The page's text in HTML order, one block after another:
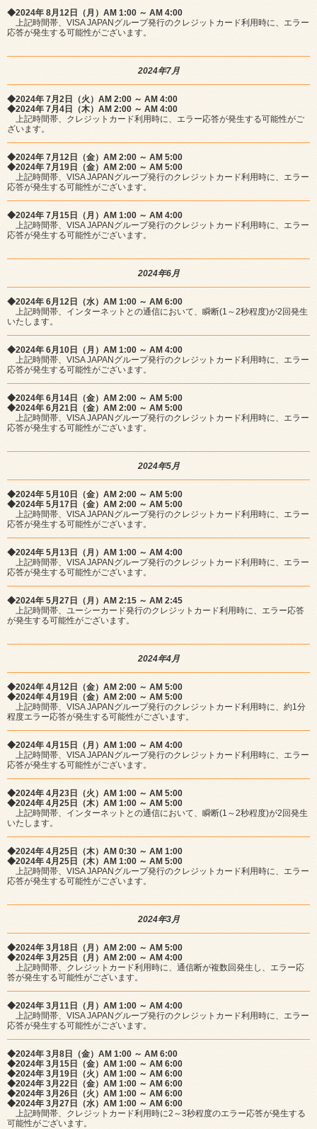
◆2024年 8月12日（月）AM 1:00 ～ AM 4:00
上記時間帯、VISA JAPANグループ発行のクレジットカード利用時に、エラー
応答が発生する可能性がございます。
2024年7月
◆2024年 7月2日（火）AM 2:00 ～ AM 4:00
◆2024年 7月4日（木）AM 2:00 ～ AM 4:00
上記時間帯、クレジットカード利用時に、エラー応答が発生する可能性がご
ざいます。
◆2024年 7月12日（金）AM 2:00 ～ AM 5:00
◆2024年 7月19日（金）AM 2:00 ～ AM 5:00
上記時間帯、VISA JAPANグループ発行のクレジットカード利用時に、エラー
応答が発生する可能性がございます。
◆2024年 7月15日（月）AM 1:00 ～ AM 4:00
上記時間帯、VISA JAPANグループ発行のクレジットカード利用時に、エラー
応答が発生する可能性がございます。
2024年6月
◆2024年 6月12日（水）AM 1:00 ～ AM 6:00
上記時間帯、インターネットとの通信において、瞬断(1～2秒程度)が2回発生
いたします。
◆2024年 6月10日（月）AM 1:00 ～ AM 4:00
上記時間帯、VISA JAPANグループ発行のクレジットカード利用時に、エラー
応答が発生する可能性がございます。
◆2024年 6月14日（金）AM 2:00 ～ AM 5:00
◆2024年 6月21日（金）AM 2:00 ～ AM 5:00
上記時間帯、VISA JAPANグループ発行のクレジットカード利用時に、エラー
応答が発生する可能性がございます。
2024年5月
◆2024年 5月10日（金）AM 2:00 ～ AM 5:00
◆2024年 5月17日（金）AM 2:00 ～ AM 5:00
上記時間帯、VISA JAPANグループ発行のクレジットカード利用時に、エラー
応答が発生する可能性がございます。
◆2024年 5月13日（月）AM 1:00 ～ AM 4:00
上記時間帯、VISA JAPANグループ発行のクレジットカード利用時に、エラー
応答が発生する可能性がございます。
◆2024年 5月27日（月）AM 2:15 ～ AM 2:45
上記時間帯、ユーシーカード発行のクレジットカード利用時に、エラー応答
が発生する可能性がございます。
2024年4月
◆2024年 4月12日（金）AM 2:00 ～ AM 5:00
◆2024年 4月19日（金）AM 2:00 ～ AM 5:00
上記時間帯、VISA JAPANグループ発行のクレジットカード利用時に、約1分
程度エラー応答が発生する可能性がございます。
◆2024年 4月15日（月）AM 1:00 ～ AM 4:00
上記時間帯、VISA JAPANグループ発行のクレジットカード利用時に、エラー
応答が発生する可能性がございます。
◆2024年 4月23日（火）AM 1:00 ～ AM 5:00
◆2024年 4月25日（木）AM 1:00 ～ AM 5:00
上記時間帯、インターネットとの通信において、瞬断(1～2秒程度)が2回発生
いたします。
◆2024年 4月25日（木）AM 0:30 ～ AM 1:00
◆2024年 4月25日（木）AM 1:00 ～ AM 5:00
上記時間帯、VISA JAPANグループ発行のクレジットカード利用時に、エラー
応答が発生する可能性がございます。
2024年3月
◆2024年 3月18日（月）AM 2:00 ～ AM 5:00
◆2024年 3月25日（月）AM 2:00 ～ AM 4:00
上記時間帯、クレジットカード利用時に、通信断が複数回発生し、エラー応
答が発生する可能性がございます。
◆2024年 3月11日（月）AM 1:00 ～ AM 4:00
上記時間帯、VISA JAPANグループ発行のクレジットカード利用時に、エラー
応答が発生する可能性がございます。
◆2024年 3月8日（金）AM 1:00 ～ AM 6:00
◆2024年 3月15日（金）AM 1:00 ～ AM 6:00
◆2024年 3月19日（火）AM 1:00 ～ AM 6:00
◆2024年 3月22日（金）AM 1:00 ～ AM 6:00
◆2024年 3月26日（火）AM 1:00 ～ AM 6:00
◆2024年 3月27日（水）AM 1:00 ～ AM 6:00
上記時間帯、クレジットカード利用時に2～3秒程度のエラー応答が発生する
可能性がございます。